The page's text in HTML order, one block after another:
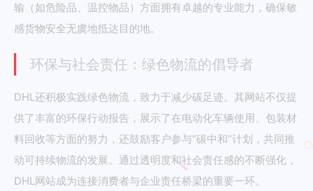
输（如危险品、温控物品）方面拥有卓越的专业能力，确保敏
感货物安全无虞地抵达目的地。
环保与社会责任：绿色物流的倡导者
DHL还积极实践绿色物流，致力于减少碳足迹。其网站不仅提
供了丰富的环保行动报告，展示了在电动化车辆使用、包装材
料回收等方面的努力，还鼓励客户参与“碳中和”计划，共同推
动可持续物流的发展。通过透明度和社会责任感的不断强化，
DHL网站成为连接消费者与企业责任桥梁的重要一环。